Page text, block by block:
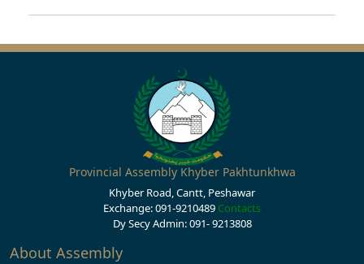
Provincial Assembly Khyber Pakhtunkhwa
Khyber Road, Cantt, Peshawar
Exchange: 091-9210489 Contacts
Dy Secy Admin: 091- 9213808
About Assembly